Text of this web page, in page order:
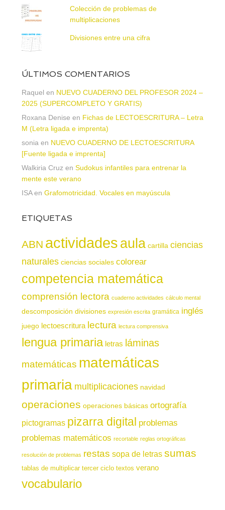
Colección de problemas de
multiplicaciones
Divisiones entre una cifra
ÚLTIMOS COMENTARIOS
Raquel en NUEVO CUADERNO DEL PROFESOR 2024 –
2025 (SUPERCOMPLETO Y GRATIS)
Roxana Denise en Fichas de LECTOESCRITURA – Letra
M (Letra ligada e imprenta)
sonia en NUEVO CUADERNO DE LECTOESCRITURA
[Fuente ligada e imprenta]
Walkiria Cruz en Sudokus infantiles para entrenar la
mente este verano
ISAen Grafomotricidad. Vocales en mayúscula
ETIQUETAS
ABN actividadesaula cartilla ciencias
naturales ciencias sociales colorear
competencia matemática
comprensión lectora cuaderno actividades cálculo mental
descomposición divisiones expresión escrita gramática inglés
juego lectoescritura lectura lectura comprensiva
lengua primaria letras láminas
matemáticas matemáticas
primaria multiplicaciones navidad
operaciones operaciones básicas ortografía
pictogramas pizarra digital problemas
problemas matemáticos recortable reglas ortográficas
resolución de problemas restas sopa de letras sumas
tablas de multiplicar tercer ciclo textos verano
vocabulario